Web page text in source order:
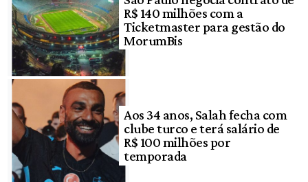
R$ 140 milhões com a
Ticketmaster para gestão do
MorumBis
Aos 34 anos, Salah fecha com
clube turco e terá salário de
R$ 100 milhões por
temporada